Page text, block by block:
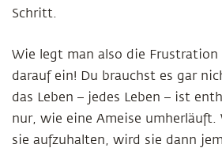
Schritt.
Wie legt man also die Frustration
darauf ein! Du brauchst es gar
das Leben – jedes Leben – ist
nur, wie eine Ameise umherläuft.
sie aufzuhalten, wird sie dann